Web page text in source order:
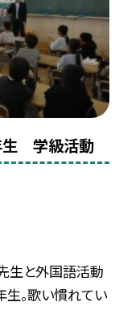
年生 学級活動
生と外国語活動
生。歌い慣れてい